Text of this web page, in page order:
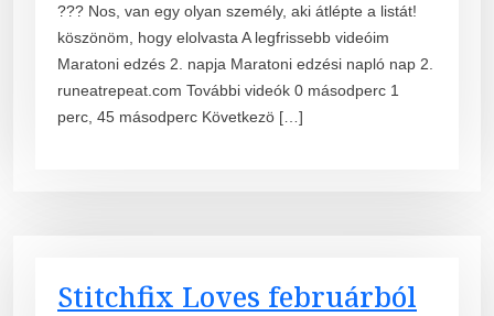
??? Nos, van egy olyan személy, aki átlépte a listát!
köszönöm, hogy elolvasta A legfrissebb videóim
Maratoni edzés 2. napja Maratoni edzési napló nap 2.
runeatrepeat.com További videók 0 másodperc 1
perc, 45 másodperc Következö […]
Stitchfix Loves februárból